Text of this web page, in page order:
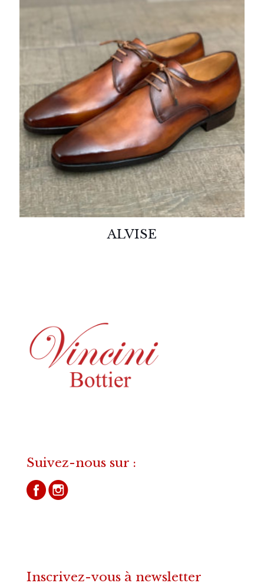
ALVISE
Suivez-nous sur :
Inscrivez-vous à newsletter